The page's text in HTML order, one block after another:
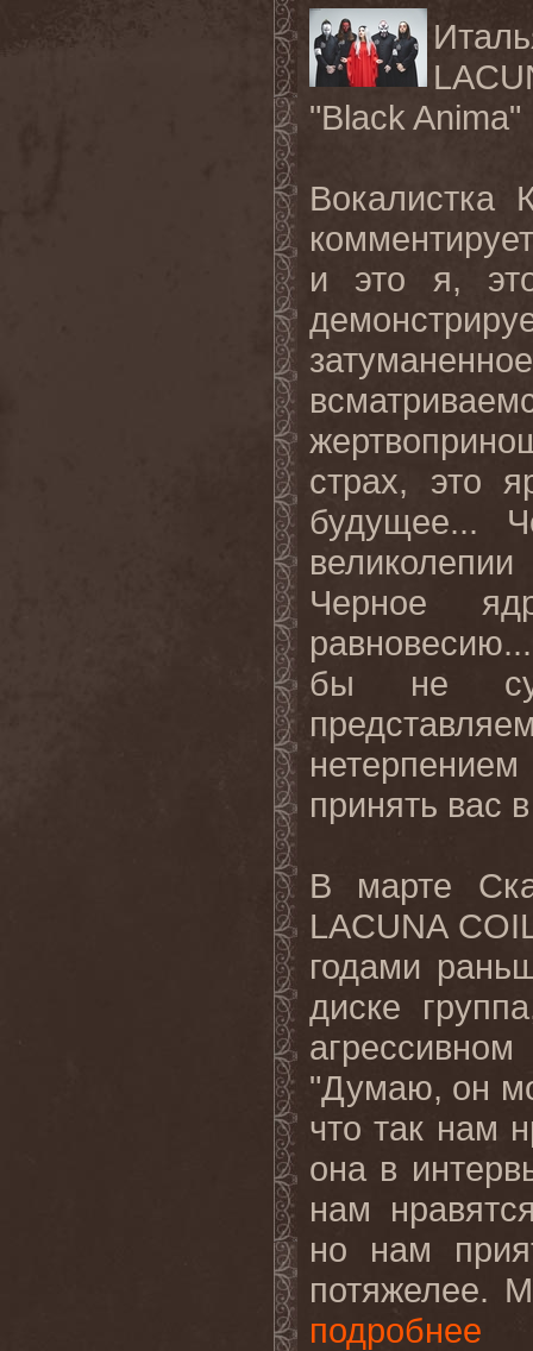
"Black Anima"
Вокалистка
и это я,
страх, это
будущее...
Черное
бы
не
принять вас
В марте
LACUNA
годами
диске
"Думаю, он
что так нам
она в
нам
но нам
потяжелее.
подробнее